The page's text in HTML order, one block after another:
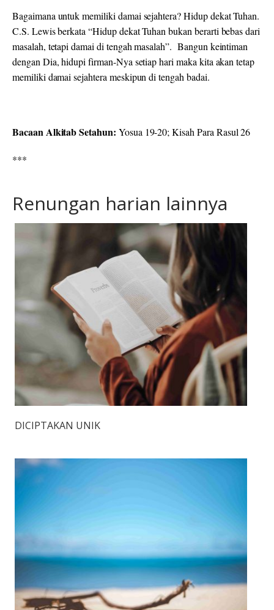
Bagaimana untuk memiliki damai sejahtera? Hidup dekat Tuhan.
C.S. Lewis berkata “Hidup dekat Tuhan bukan berarti bebas dari
masalah, tetapi damai di tengah masalah”. Bangun keintiman
dengan Dia, hidupi firman-Nya setiap hari maka kita akan tetap
memiliki damai sejahtera meskipun di tengah badai.
Bacaan Alkitab Setahun: Yosua 19-20; Kisah Para Rasul 26
***
Renungan harian lainnya
DICIPTAKAN UNIK